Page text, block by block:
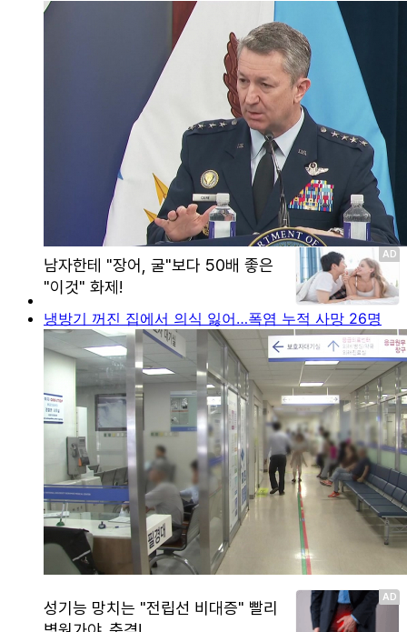
냉방기 꺼진 집에서 의식 잃어…폭염 누적 사망 26명